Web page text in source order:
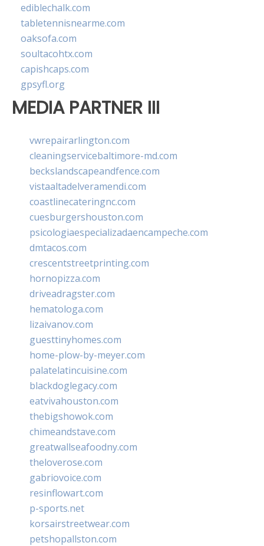
ediblechalk.com
tabletennisnearme.com
oaksofa.com
soultacohtx.com
capishcaps.com
gpsyfl.org
MEDIA PARTNER III
vwrepairarlington.com
cleaningservicebaltimore-md.com
beckslandscapeandfence.com
vistaaltadelveramendi.com
coastlinecateringnc.com
cuesburgershouston.com
psicologiaespecializadaencampeche.com
dmtacos.com
crescentstreetprinting.com
hornopizza.com
driveadragster.com
hematologa.com
lizaivanov.com
guesttinyhomes.com
home-plow-by-meyer.com
palatelatincuisine.com
blackdoglegacy.com
eatvivahouston.com
thebigshowok.com
chimeandstave.com
greatwallseafoodny.com
theloverose.com
gabriovoice.com
resinflowart.com
p-sports.net
korsairstreetwear.com
petshopallston.com